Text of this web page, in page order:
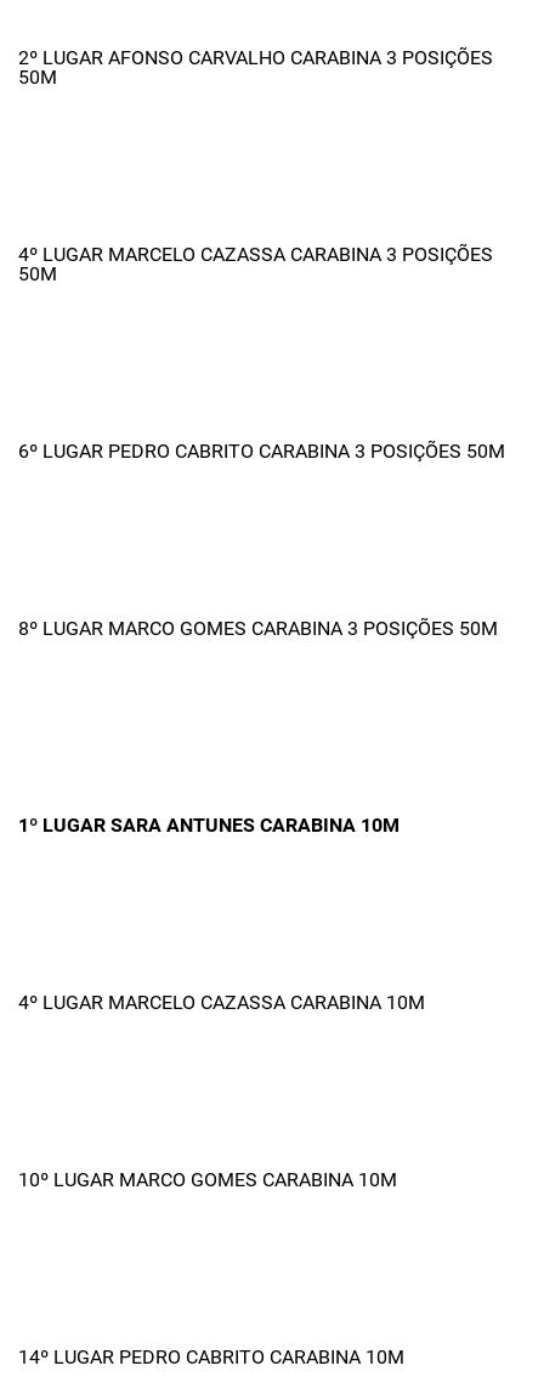
2º LUGAR AFONSO CARVALHO CARABINA 3 POSIÇÕES
50M
4º LUGAR MARCELO CAZASSA CARABINA 3 POSIÇÕES
50M
6º LUGAR PEDRO CABRITO CARABINA 3 POSIÇÕES 50M
8º LUGAR MARCO GOMES CARABINA 3 POSIÇÕES 50M
1º LUGAR SARA ANTUNES CARABINA 10M
4º LUGAR MARCELO CAZASSA CARABINA 10M
10º LUGAR MARCO GOMES CARABINA 10M
14º LUGAR PEDRO CABRITO CARABINA 10M